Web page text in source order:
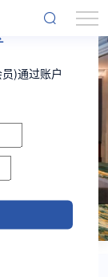
)通过账户